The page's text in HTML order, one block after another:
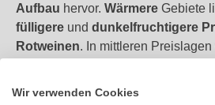
Aufbau hervor. Wärmere Gebiete
fülligere und dunkelfruchtigere
Rotweinen. In mittleren
Weißwein wirkt oft geradliniger
Wir verwenden Cookies